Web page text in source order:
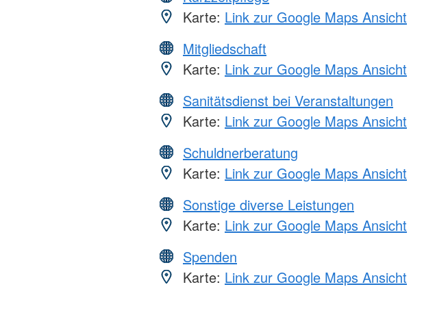
Karte: Link zur Google Maps Ansicht
Mitgliedschaft
Karte: Link zur Google Maps Ansicht
Sanitätsdienst bei Veranstaltungen
Karte: Link zur Google Maps Ansicht
Schuldnerberatung
Karte: Link zur Google Maps Ansicht
Sonstige diverse Leistungen
Karte: Link zur Google Maps Ansicht
Spenden
Karte: Link zur Google Maps Ansicht